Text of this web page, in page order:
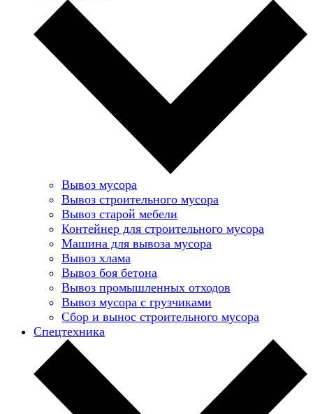
Вывоз мусора
Вывоз строительного мусора
Вывоз старой мебели
Контейнер для строительного мусора
Машина для вывоза мусора
Вывоз хлама
Вывоз боя бетона
Вывоз промышленных отходов
Вывоз мусора с грузчиками
Сбор и вынос строительного мусора
Спецтехника